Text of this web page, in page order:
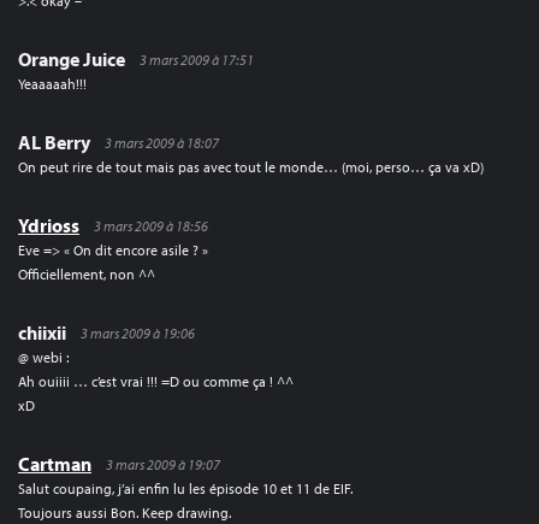
Orange Juice
3 mars 2009 à 17:51
Yeaaaaah!!!
AL Berry
3 mars 2009 à 18:07
On peut rire de tout mais pas avec tout le monde… (moi, perso… ça va xD)
Ydrioss
3 mars 2009 à 18:56
Eve => « On dit encore asile ? »
Officiellement, non ^^
chiixii
3 mars 2009 à 19:06
@ webi :
Ah ouiiii … c’est vrai !!! =D ou comme ça ! ^^
xD
Cartman
3 mars 2009 à 19:07
Salut coupaing, j’ai enfin lu les épisode 10 et 11 de EIF.
Toujours aussi Bon. Keep drawing.